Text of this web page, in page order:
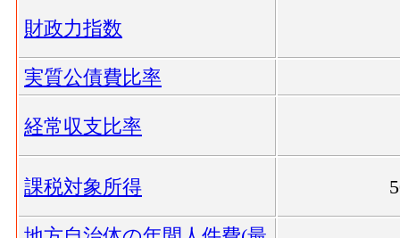
財政力指数
実質公債費比率
経常収支比率
課税対象所得